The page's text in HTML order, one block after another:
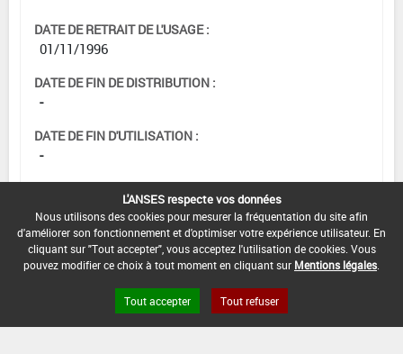
DATE DE RETRAIT DE L'USAGE :
01/11/1996
DATE DE FIN DE DISTRIBUTION :
-
DATE DE FIN D'UTILISATION :
-
L'ANSES respecte vos données
Nous utilisons des cookies pour mesurer la fréquentation du site afin
d'améliorer son fonctionnement et d'optimiser votre expérience utilisateur. En
cliquant sur "Tout accepter", vous acceptez l'utilisation de cookies. Vous
pouvez modifier ce choix à tout moment en cliquant sur Mentions légales
Tout accepter Tout refuser